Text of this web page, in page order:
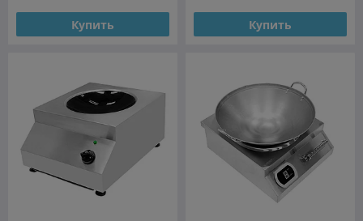
Купить Купить